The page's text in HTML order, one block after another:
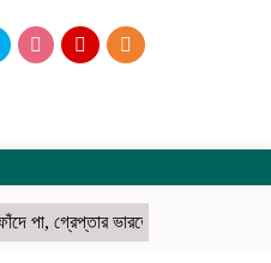
ভারতের বিমানবাহিনীর পাইলট